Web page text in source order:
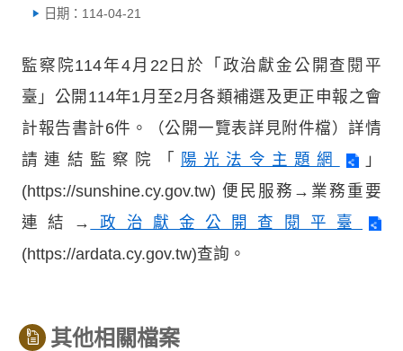
日期：114-04-21
監察院114年4月22日於「政治獻金公開查閱平
臺」公開114年1月至2月各類補選及更正申報之會
計報告書計6件。（公開一覽表詳見附件檔）詳情
請連結監察院「
陽光法令主題網
」
(https://sunshine.cy.gov.tw) 便民服務→業務重要
連結→
政治獻金公開查閱平臺
(https://ardata.cy.gov.tw)查詢。
其他相關檔案